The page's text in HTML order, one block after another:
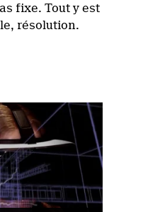
fixe. Tout y est
résolution.